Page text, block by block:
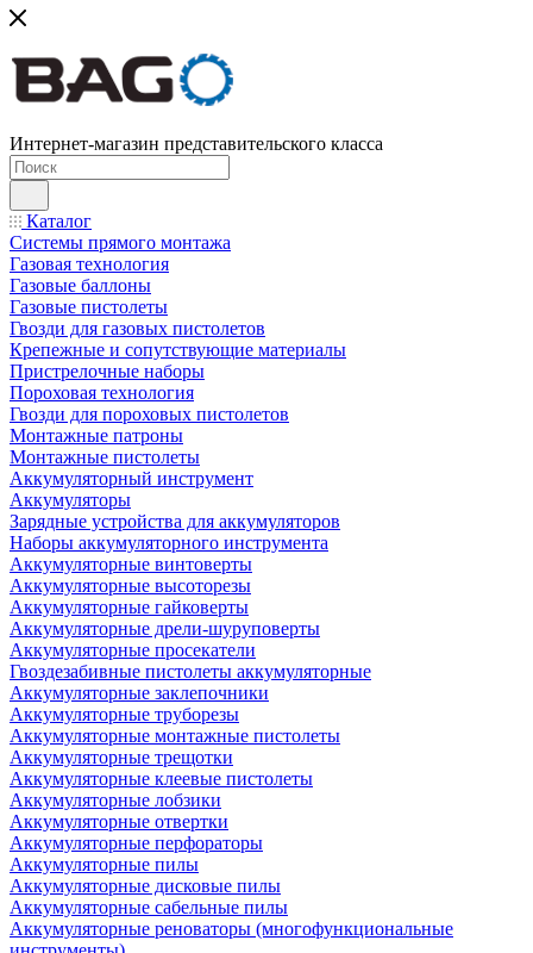
Интернет-магазин представительского класса
Каталог
Системы прямого монтажа
Газовая технология
Газовые баллоны
Газовые пистолеты
Гвозди для газовых пистолетов
Крепежные и сопутствующие материалы
Пристрелочные наборы
Пороховая технология
Гвозди для пороховых пистолетов
Монтажные патроны
Монтажные пистолеты
Аккумуляторный инструмент
Аккумуляторы
Зарядные устройства для аккумуляторов
Наборы аккумуляторного инструмента
Аккумуляторные винтоверты
Аккумуляторные высоторезы
Аккумуляторные гайковерты
Аккумуляторные дрели-шуруповерты
Аккумуляторные просекатели
Гвоздезабивные пистолеты аккумуляторные
Аккумуляторные заклепочники
Аккумуляторные труборезы
Аккумуляторные монтажные пистолеты
Аккумуляторные трещотки
Аккумуляторные клеевые пистолеты
Аккумуляторные лобзики
Аккумуляторные отвертки
Аккумуляторные перфораторы
Аккумуляторные пилы
Аккумуляторные дисковые пилы
Аккумуляторные сабельные пилы
Аккумуляторные реноваторы (многофункциональные